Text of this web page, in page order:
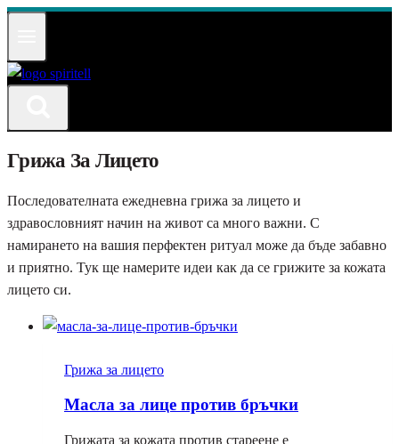
Към
Грижа За Лицето
Последователната ежедневна грижа за лицето и
здравословният начин на живот са много важни. С
намирането на вашия перфектен ритуал може да бъде забавно
и приятно. Тук ще намерите идеи как да се грижите за кожата
лицето си.
Грижа за лицето
Масла за лице против бръчки
Грижата за кожата против стареене е